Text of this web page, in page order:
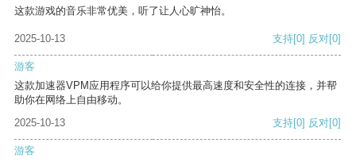
这款游戏的音乐非常优美，听了让人心旷神怡。
2025-10-13 支持[0] 反对[0]
游客
这款加速器VPM应用程序可以给你提供最高速度和安全性的连接，并帮
助你在网络上自由移动。
2025-10-13
支持[0] 反对[0]
游客